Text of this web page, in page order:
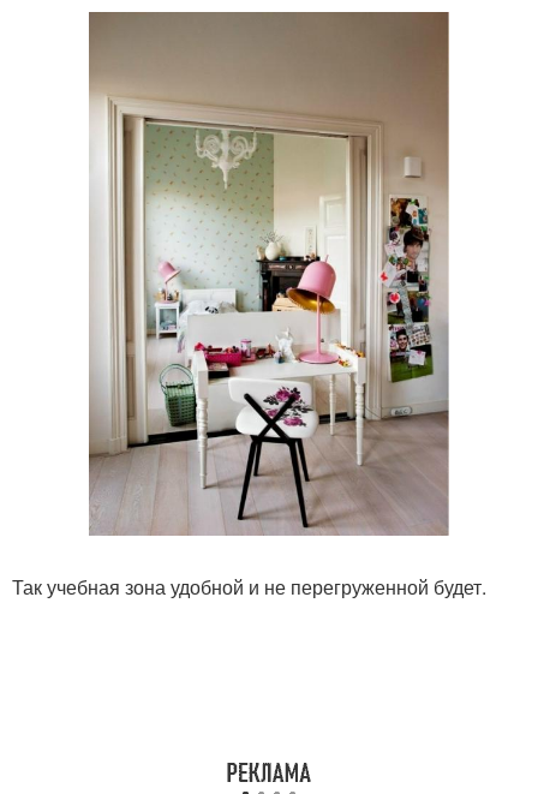
Так учебная зона удобной и не перегруженной будет.